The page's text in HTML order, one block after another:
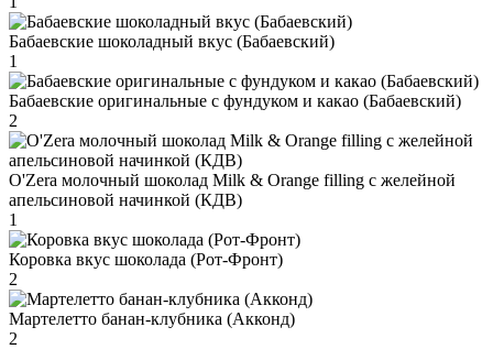
Бабаевские шоколадный вкус (Бабаевский)
1
Бабаевские оригинальные с фундуком и какао (Бабаевский)
2
O'Zera молочный шоколад Milk & Orange filling с желейной
апельсиновой начинкой (КДВ)
1
Коровка вкус шоколада (Рот-Фронт)
2
Мартелетто банан-клубника (Акконд)
2